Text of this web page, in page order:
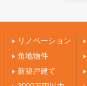
リノベーション
角地物件
新築戸建て